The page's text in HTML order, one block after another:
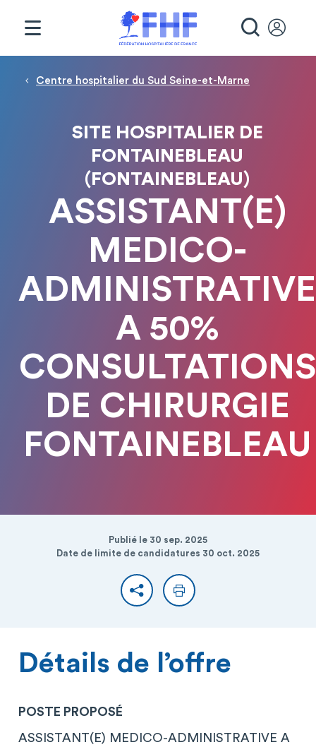
Fil d'Ariane
Centre hospitalier du Sud Seine-et-Marne
SITE HOSPITALIER DE
FONTAINEBLEAU
(FONTAINEBLEAU)
ASSISTANT(E)
MEDICO-
ADMINISTRATIVE
A 50%
CONSULTATIONS
DE CHIRURGIE
FONTAINEBLEAU
Publié le 30 sep. 2025
Date de limite de candidatures 30 oct. 2025
PartagerImprimer
Détails de l’offre
POSTE PROPOSÉ
ASSISTANT(E) MEDICO-ADMINISTRATIVE A
Panneau de gestion des cookies